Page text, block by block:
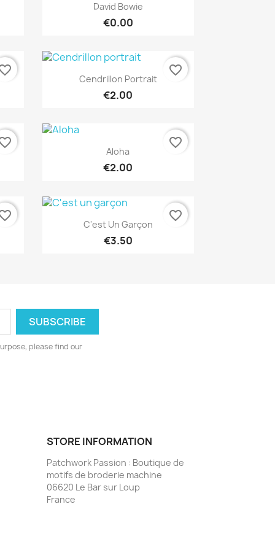
Quick view
David Bowie
€0.00
Quick view
Cendrillon Portrait
€2.00
favorite_border
Quick view
Aloha
€2.00
favorite_border
Quick view
C'est Un Garçon
€3.50
favorite_border
please find our
STORE INFORMATION
Patchwork Passion : Boutique de
motifs de broderie machine
06620 Le Bar sur Loup
France